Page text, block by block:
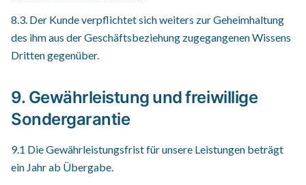
8.3. Der Kunde verpflichtet sich weiters zur Geheimhaltung
des ihm aus der Geschäftsbeziehung zugegangenen Wissens
Dritten gegenüber.
9. Gewährleistung und freiwillige
Sondergarantie
9.1 Die Gewährleistungsfrist für unsere Leistungen beträgt
ein Jahr ab Übergabe.